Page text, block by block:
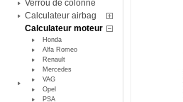
Verrou de colonne
Calculateur airbag
Calculateur moteur
Honda
Alfa Romeo
Renault
Mercedes
VAG
Opel
PSA